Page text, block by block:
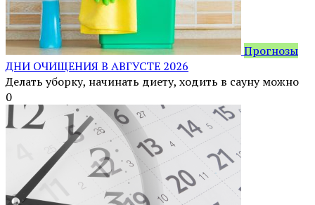
Прогнозы
ДНИ ОЧИЩЕНИЯ В АВГУСТЕ 2026
Делать уборку, начинать диету, ходить в сауну можно
0